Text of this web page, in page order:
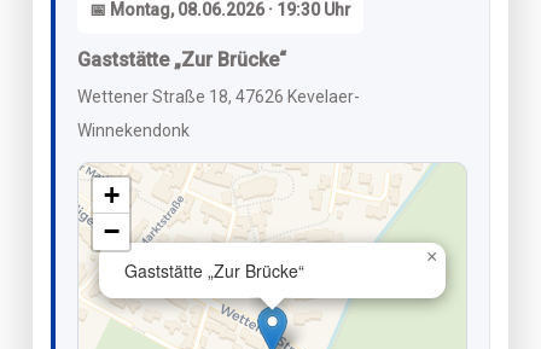
📅 Montag, 08.06.2026 · 19:30 Uhr
Gaststätte „Zur Brücke“
Wettener Straße 18, 47626 Kevelaer-
Winnekendonk
Gaststätte „Zur Brücke“
×
+
−